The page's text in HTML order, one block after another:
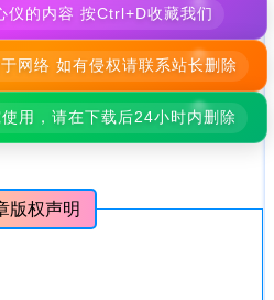
仪的内容 按Ctrl+D收藏我们
网络 如有侵权请联系站长删除
用，请在下载后24小时内删除
版权声明